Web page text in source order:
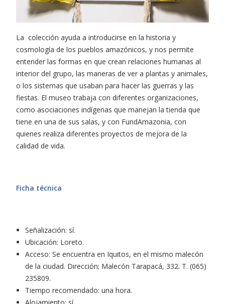
La colección ayuda a introducirse en la historia y
cosmología de los pueblos amazónicos, y nos permite
entender las formas en que crean relaciones humanas al
interior del grupo, las maneras de ver a plantas y animales,
o los sistemas que usaban para hacer las guerras y las
fiestas. El museo trabaja con diferentes organizaciones,
como asociaciones indígenas que manejan la tienda que
tiene en una de sus salas, y con FundAmazonia, con
quienes realiza diferentes proyectos de mejora de la
calidad de vida.
Ficha técnica
Señalización: sí.
Ubicación: Loreto.
Acceso: Se encuentra en Iquitos, en el mismo malecón
de la ciudad. Dirección: Malecón Tarapacá, 332. T. (065)
235809.
Tiempo recomendado: una hora.